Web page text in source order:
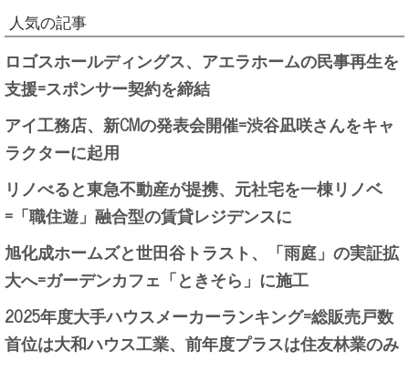
人気の記事
ロゴスホールディングス、アエラホームの民事再生を
支援=スポンサー契約を締結
アイ工務店、新CMの発表会開催=渋谷凪咲さんをキャ
ラクターに起用
リノべると東急不動産が提携、元社宅を一棟リノベ
=「職住遊」融合型の賃貸レジデンスに
旭化成ホームズと世田谷トラスト、「雨庭」の実証拡
大へ=ガーデンカフェ「ときそら」に施工
2025年度大手ハウスメーカーランキング=総販売戸数
首位は大和ハウス工業、前年度プラスは住友林業のみ